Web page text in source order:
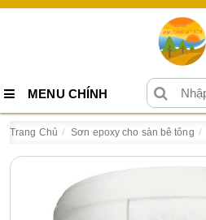
MENU CHÍNH
Trang Chủ Sơn epoxy cho sàn bê tông